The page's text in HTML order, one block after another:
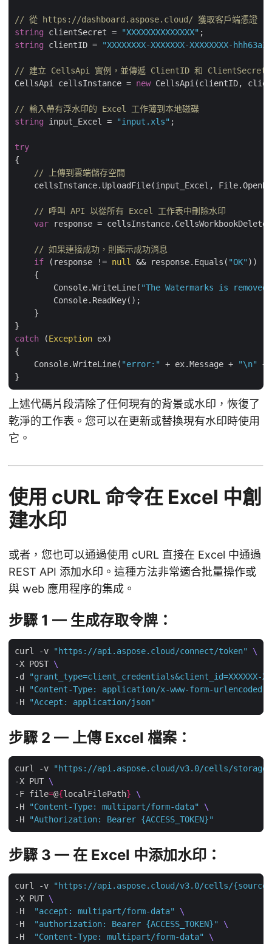
// 從 https://dashboard.aspose.cloud/ 獲取客戶端憑證
string clientSecret = "XXXXXXXXXXXXXX"
string clientID = "XXXXXXXX-XXXXXXX-XXXXXXXX-
// 建立 CellsApi 實例，並傳遞 ClientID 和 ClientSecret
CellsApi cellsInstance = new CellsApi(clientID,
// 輸入帶有浮水印的 Excel 工作簿到本地磁碟
string input_Excel = "input.xls" ;
try
{
// 上傳到雲端儲存空間
cellsInstance.UploadFile(input_Excel,
// 呼叫 API 以從所有 Excel 工作表中刪除水印
var response =
// 如果連接成功，則顯示成功消息
if (response != null && response.Equals( "OK" ))
    {
        Console.WriteLine(
"The Watermarks is
        Console.ReadKey();
    }
catch (Exception ex)
{
    Console.WriteLine(
"error:" + ex.Message + "\n"
+
上述代碼片段清除了任何現有的背景或水印，恢復了
乾淨的工作表。您可以在更新或替換現有水印時使用
它。
使用 cURL 命令在 Excel 中創
建水印
或者，您也可以通過使用 cURL 直接在 Excel 中通過
REST API 添加水印。這種方法非常適合批量操作或
與 web 應用程序的集成。
步驟 1 — 生成存取令牌：
curl -v "https://api.aspose.cloud/connect/token"
-X POST
-d
"grant_type=client_credentials&client_id=XXXXXX-
-H
"Content-Type: application/x-www-form-urlencoded"
-H
"Accept: application/json"
步驟 2 — 上傳 Excel 檔案：
curl -v
"https://api.aspose.cloud/v3.0/cells/
-X PUT
-F file=@{localFilePath}
-H
"Content-Type: multipart/form-data"
-H
"Authorization: Bearer {ACCESS_TOKEN}"
步驟 3 — 在 Excel 中添加水印：
curl -v
"https://api.aspose.cloud/v3.0/cells/
-X PUT
-H
"accept: multipart/form-data"
-H
"authorization: Bearer {ACCESS_TOKEN}"
-H
"Content-Type: multipart/form-data"